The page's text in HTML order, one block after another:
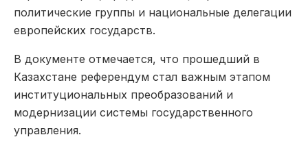
политические группы и национальные делегации
европейских государств.
В документе отмечается, что прошедший в
Казахстане референдум стал важным этапом
институциональных преобразований и
модернизации системы государственного
управления.